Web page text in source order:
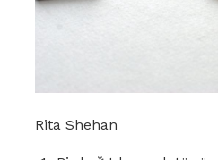
Rita Shehan